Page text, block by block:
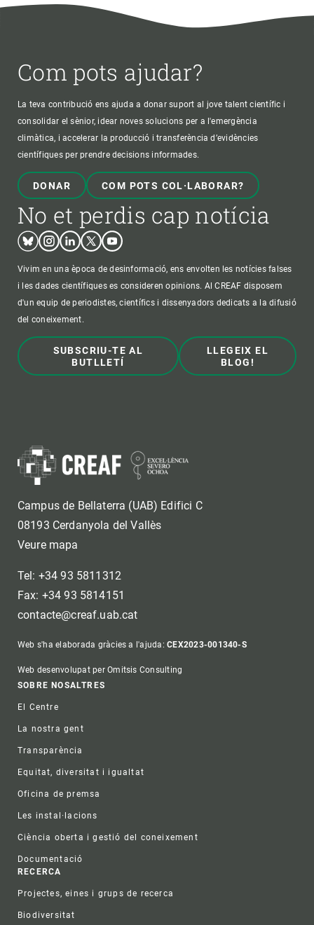
Com pots ajudar?
La teva contribució ens ajuda a donar suport al jove talent científic i
consolidar el sènior, idear noves solucions per a l'emergència
climàtica, i accelerar la producció i transferència d’evidències
científiques per prendre decisions informades.
DONAR COM POTS COL·LABORAR?
No et perdis cap notícia
BlueskyInstagram
LinkedinTwitterYoutube
Vivim en una època de desinformació, ens envolten les notícies falses
i les dades científiques es consideren opinions. Al CREAF disposem
d'un equip de periodistes, científics i dissenyadors dedicats a la difusió
del coneixement.
SUBSCRIU-TE AL
BUTLLETÍ
LLEGEIX EL
BLOG!
Campus de Bellaterra (UAB) Edifici C
08193 Cerdanyola del Vallès
Veure mapa
Tel: +34 93 5811312
Fax: +34 93 5814151
contacte@creaf.uab.cat
Web s'ha elaborada gràcies a l'ajuda:CEX2023-001340-S
Web desenvolupat per Omitsis Consulting
Footer
SOBRE NOSALTRES
El Centre
La nostra gent
Transparència
Equitat, diversitat i igualtat
Oficina de premsa
Les instal·lacions
Ciència oberta i gestió del coneixement
Documentació
RECERCA
Projectes, eines i grups de recerca
Biodiversitat